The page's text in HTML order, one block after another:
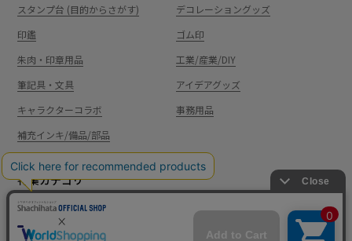
スタンプ台 (目的からさがす)
デコレーショングッズ
印鑑
ゴム印
朱肉・印章用品
工業/産業/DIY
筆記具・文具
アイデアグッズ
キャラクターコラボ
事務用品
補充インキ/備品/部品
特集カテゴリ
ハンコの日
ショップ限定商品
アウトレット品
まとめ買いサービス